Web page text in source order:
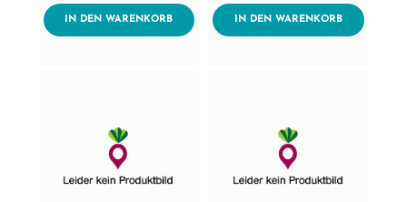
IN DEN WARENKORBADDTOCART IN DEN WARENKORBADDTOCART